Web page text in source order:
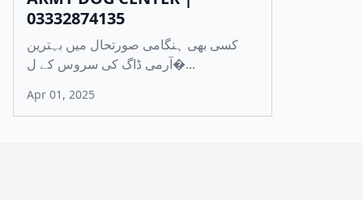
03332874135
کسی بھی ہنگامی صورتحال میں بہترین
آرمی ڈاگ کی سروس کے ل�...
Apr 01, 2025